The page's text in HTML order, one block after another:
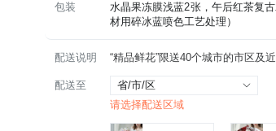
包装
水晶果冻膜浅蓝2张，午后红茶复
材用碎冰蓝喷色工艺处理）
配送说明
配送至
省/市/区
请选择配送区域